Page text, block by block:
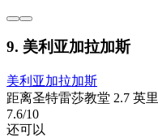
9. 美利亚加拉加斯
美利亚加拉加斯
距离圣特雷莎教堂 2.7 英里
7.6/10
还可以